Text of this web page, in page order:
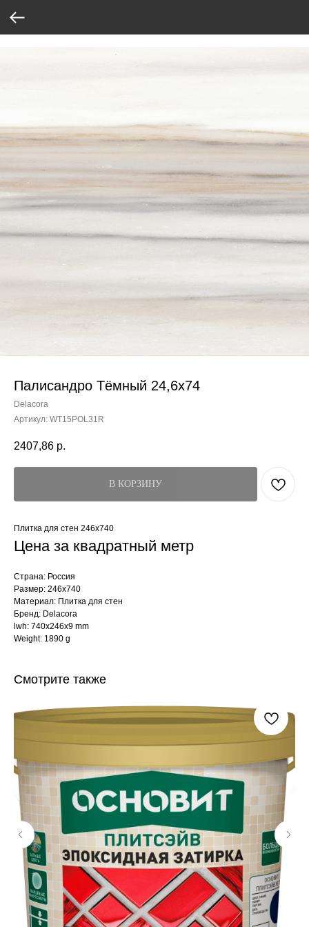
Палисандро Тёмный 24,6x74
Delacora
Артикул: WT15POL31R
2407,86 р.
В КОРЗИНУ
Плитка для стен 246x740
Цена за квадратный метр
Страна: Россия
Размер: 246x740
Материал: Плитка для стен
Бренд: Delacora
lwh: 740x246x9 mm
Weight: 1890 g
Смотрите также